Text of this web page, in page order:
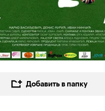
Добавить в папку